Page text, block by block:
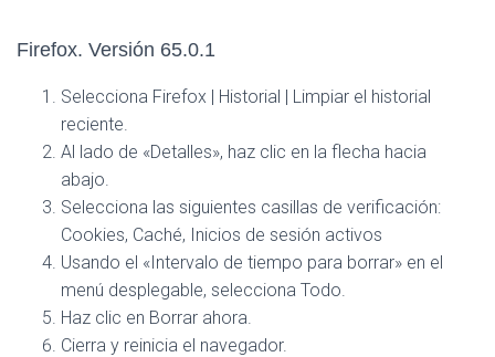
Firefox. Versión 65.0.1
Selecciona Firefox | Historial | Limpiar el historial
reciente.
Al lado de «Detalles», haz clic en la flecha hacia
abajo.
Selecciona las siguientes casillas de verificación:
Cookies, Caché, Inicios de sesión activos
Usando el «Intervalo de tiempo para borrar» en el
menú desplegable, selecciona Todo.
Haz clic en Borrar ahora.
Cierra y reinicia el navegador.